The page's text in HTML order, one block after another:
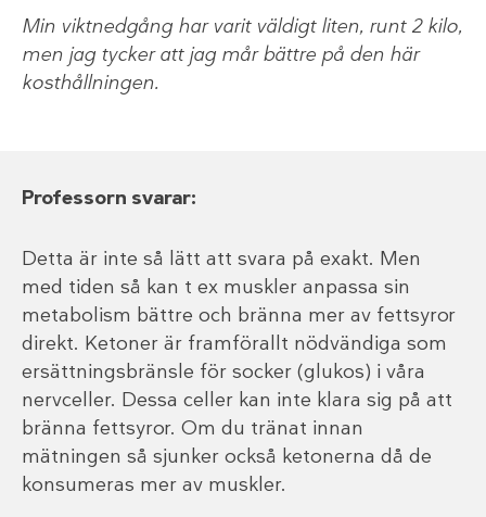
Min viktnedgång har varit väldigt liten, runt 2 kilo,
men jag tycker att jag mår bättre på den här
kosthållningen.
Professorn svarar:
Detta är inte så lätt att svara på exakt. Men
med tiden så kan t ex muskler anpassa sin
metabolism bättre och bränna mer av fettsyror
direkt. Ketoner är framförallt nödvändiga som
ersättningsbränsle för socker (glukos) i våra
nervceller. Dessa celler kan inte klara sig på att
bränna fettsyror. Om du tränat innan
mätningen så sjunker också ketonerna då de
konsumeras mer av muskler.